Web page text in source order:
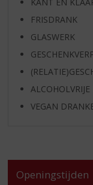
FRISDRANK
GLASWERK
VEGAN
Openingstijden